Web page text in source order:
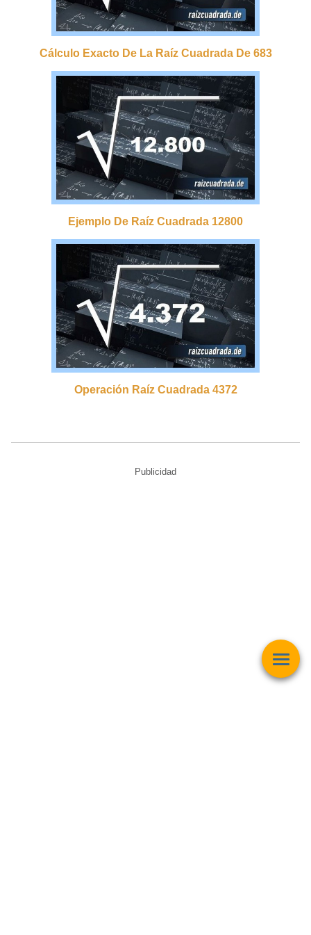
Cálculo Exacto De La Raíz Cuadrada De 683
Ejemplo De Raíz Cuadrada 12800
Operación Raíz Cuadrada 4372
Publicidad